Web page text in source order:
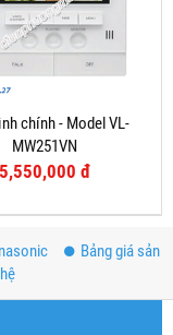
chính - Model VL-
MW251VN
5,550,000 đ
Bảng giá sản